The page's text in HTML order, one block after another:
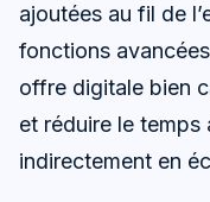
ajoutées au fil de
fonctions
offre digitale bien
et réduire le
indirectement en